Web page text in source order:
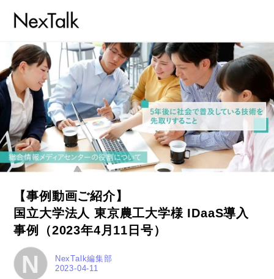
コラム
特集
【事例動画ご紹介】
国立大学法人 東京農工大学様 IDaaS導入
事例（2023年4月11日号）
N 2023-04-11
NexTalk編集部